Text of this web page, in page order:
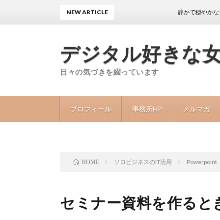
デジタル好きな
日々の気づきを綴っています
プロフィール 事務所HP メルマガ
NEW ARTICLE 静かで穏やかな日々が
HOME ソロビジネスのIT活用 Powerpoint
セミナー資料を作る